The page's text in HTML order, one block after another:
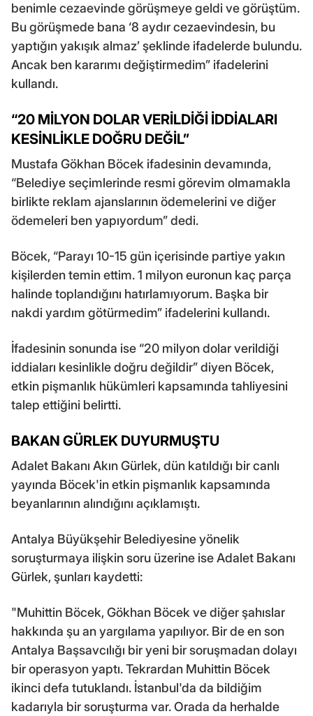
benimle cezaevinde görüşmeye geldi ve görüştüm.
Bu görüşmede bana ‘8 aydır cezaevindesin, bu
yaptığın yakışık almaz’ şeklinde ifadelerde bulundu.
Ancak ben kararımı değiştirmedim” ifadelerini
kullandı.
“20 MİLYON DOLAR VERİLDİĞİ İDDİALARI
KESİNLİKLE DOĞRU DEĞİL”
Mustafa Gökhan Böcek ifadesinin devamında,
“Belediye seçimlerinde resmi görevim olmamakla
birlikte reklam ajanslarının ödemelerini ve diğer
ödemeleri ben yapıyordum” dedi.
Böcek, “Parayı 10-15 gün içerisinde partiye yakın
kişilerden temin ettim. 1 milyon euronun kaç parça
halinde toplandığını hatırlamıyorum. Başka bir
nakdi yardım götürmedim” ifadelerini kullandı.
İfadesinin sonunda ise “20 milyon dolar verildiği
iddiaları kesinlikle doğru değildir” diyen Böcek,
etkin pişmanlık hükümleri kapsamında tahliyesini
talep ettiğini belirtti.
BAKAN GÜRLEK DUYURMUŞTU
Adalet Bakanı Akın Gürlek, dün katıldığı bir canlı
yayında Böcek'in etkin pişmanlık kapsamında
beyanlarının alındığını açıklamıştı.
Antalya Büyükşehir Belediyesine yönelik
soruşturmaya ilişkin soru üzerine ise Adalet Bakanı
Gürlek, şunları kaydetti:
"Muhittin Böcek, Gökhan Böcek ve diğer şahıslar
hakkında şu an yargılama yapılıyor. Bir de en son
Antalya Başsavcılığı bir yeni bir soruşmadan dolayı
bir operasyon yaptı. Tekrardan Muhittin Böcek
ikinci defa tutuklandı. İstanbul'da da bildiğim
kadarıyla bir soruşturma var. Orada da herhalde